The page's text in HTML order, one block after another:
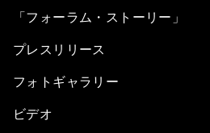
「フォーラム・ストーリー」
プレスリリース
フォトギャラリー
ビデオ